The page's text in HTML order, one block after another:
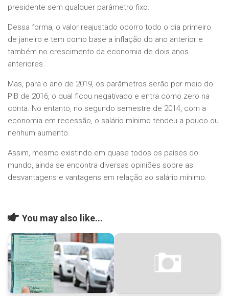
presidente sem qualquer parâmetro fixo.
Dessa forma, o valor reajustado ocorro todo o dia primeiro
de janeiro e tem como base a inflação do ano anterior e
também no crescimento da economia de dois anos
anteriores.
Mas, para o ano de 2019, os parâmetros serão por meio do
PIB de 2016, o qual ficou negativado e entra como zero na
conta. No entanto, no segundo semestre de 2014, com a
economia em recessão, o salário mínimo tendeu a pouco ou
nenhum aumento.
Assim, mesmo existindo em quase todos os países do
mundo, ainda se encontra diversas opiniões sobre as
desvantagens e vantagens em relação ao salário mínimo.
You may also like...